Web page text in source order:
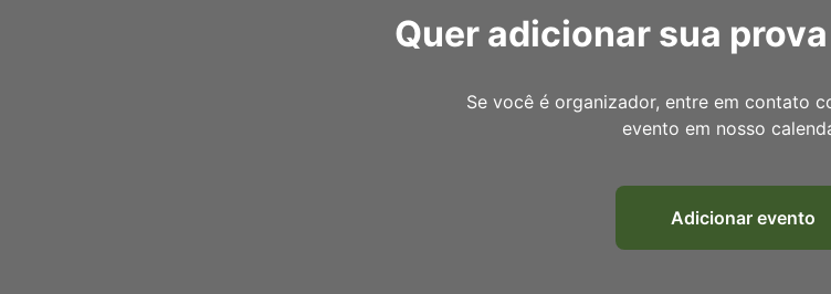
Quer adicionar sua
Se você é organizador, entre em contato
evento em nosso
Adicionar evento